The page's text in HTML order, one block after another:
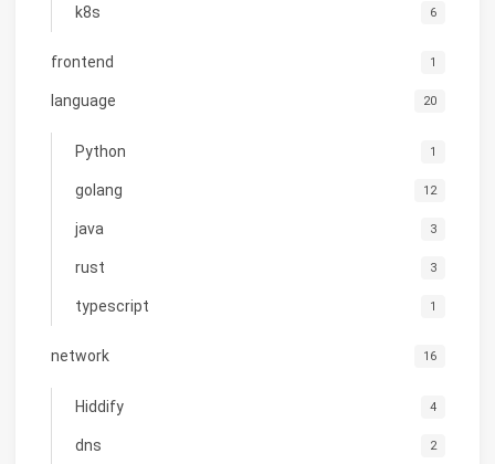
k8s 6
frontend 1
language 20
Python 1
golang 12
java 3
rust 3
typescript 1
network 16
Hiddify 4
dns 2